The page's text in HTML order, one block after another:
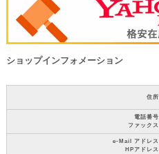
ショップインフォメーション
住所
電話番号
ファックス
e-Mail アドレス
HPアドレス